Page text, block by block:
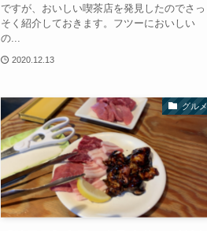
ですが、おいしい喫茶店を発見したのでさっ
そく紹介しておきます。フツーにおいしい
の...
2020.12.13
グルメ